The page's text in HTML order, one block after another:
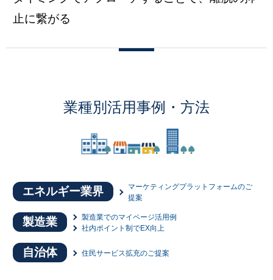
止に繋がる
業種別活用事例・方法
エネルギー業界
マーケティングプラットフォームのご
提案
製造業
製造業でのマイページ活用例
社内ポイント制でEX向上
自治体 住民サービス拡充のご提案